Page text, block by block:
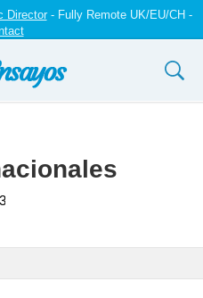
Director- Fully Remote UK/EU/CH -